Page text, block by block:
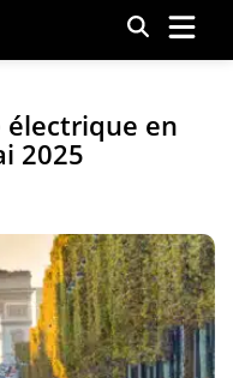
Menu
électrique en
2025